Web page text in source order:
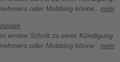
oder Mobbing könne.. mehr
ersten Schritt zu einer Kündigung
oder Mobbing könne.. mehr